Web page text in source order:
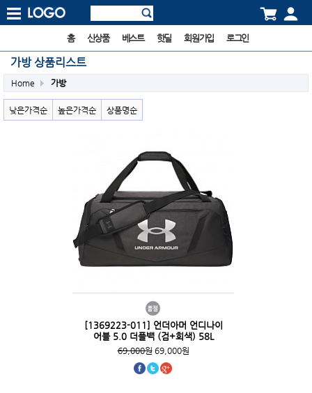
홈 신상품 베스트 핫딜 회원가입 로그인
가방 상품리스트
Home 가방
낮은가격순 높은가격순 상품명순
[1369223-011] 언더아머 언디나이
어블 5.0 더플백 (검+회색) 58L
69,000원69,000원